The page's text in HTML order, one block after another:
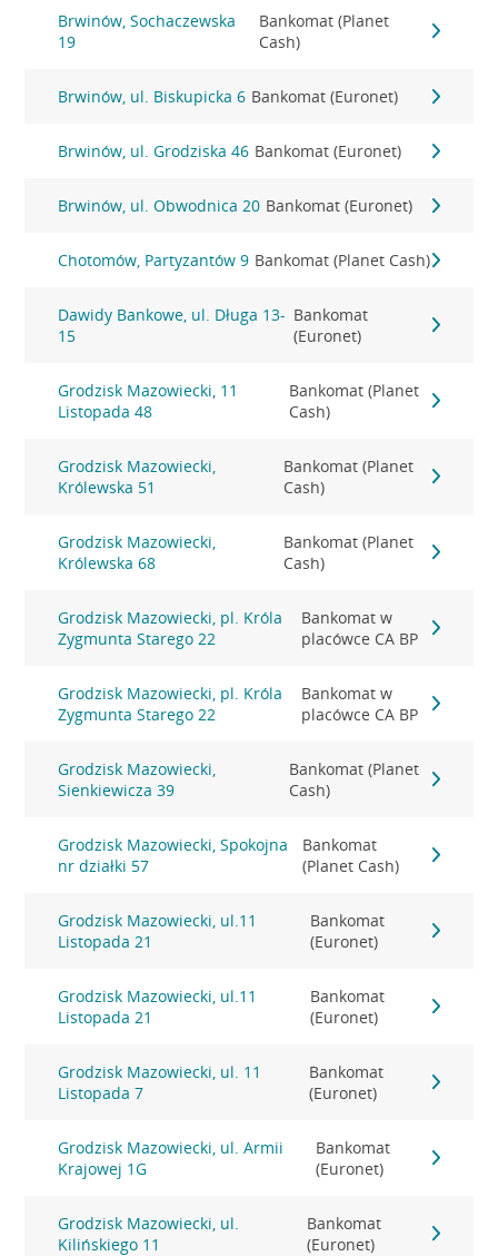
Brwinów, Sochaczewska
19
Bankomat (Planet
Cash)
Brwinów, ul. Biskupicka 6 Bankomat (Euronet)
Brwinów, ul. Grodziska 46 Bankomat (Euronet)
Brwinów, ul. Obwodnica 20 Bankomat (Euronet)
Chotomów, Partyzantów 9 Bankomat (Planet Cash)
Dawidy Bankowe, ul. Długa 13-
15
Bankomat
(Euronet)
Grodzisk Mazowiecki, 11
Listopada 48
Bankomat (Planet
Cash)
Grodzisk Mazowiecki,
Królewska 51
Bankomat (Planet
Cash)
Grodzisk Mazowiecki,
Królewska 68
Bankomat (Planet
Cash)
Grodzisk Mazowiecki, pl. Króla
Zygmunta Starego 22
Bankomat w
placówce CA BP
Grodzisk Mazowiecki, pl. Króla
Zygmunta Starego 22
Bankomat w
placówce CA BP
Grodzisk Mazowiecki,
Sienkiewicza 39
Bankomat (Planet
Cash)
Grodzisk Mazowiecki, Spokojna
nr działki 57
Bankomat
(Planet Cash)
Grodzisk Mazowiecki, ul.11
Listopada 21
Bankomat
(Euronet)
Grodzisk Mazowiecki, ul.11
Listopada 21
Bankomat
(Euronet)
Grodzisk Mazowiecki, ul. 11
Listopada 7
Bankomat
(Euronet)
Grodzisk Mazowiecki, ul. Armii
Krajowej 1G
Bankomat
(Euronet)
Grodzisk Mazowiecki, ul.
Kilińskiego 11
Bankomat
(Euronet)